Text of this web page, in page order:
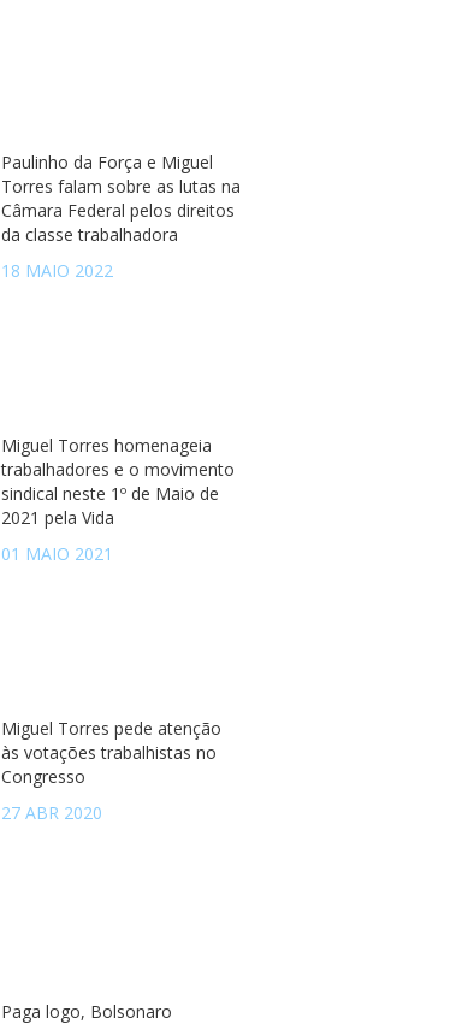
Paulinho da Força e Miguel
Torres falam sobre as lutas na
Câmara Federal pelos direitos
da classe trabalhadora
18 MAIO 2022
Miguel Torres homenageia
trabalhadores e o movimento
sindical neste 1º de Maio de
2021 pela Vida
01 MAIO 2021
Miguel Torres pede atenção
às votações trabalhistas no
Congresso
27 ABR 2020
Paga logo, Bolsonaro